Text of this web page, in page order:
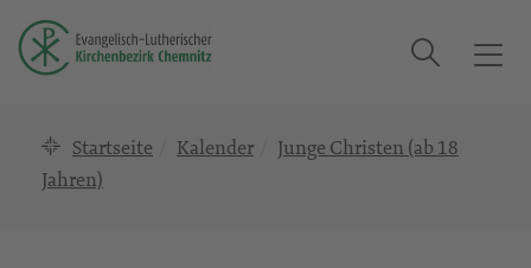
T
Suche
Startseite Kalender
Junge Christen (ab 18
Jahren)